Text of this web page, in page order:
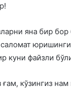
яна бир
куни файзли
кўзингиз нам